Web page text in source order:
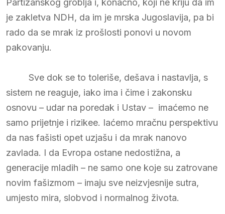
Partizanskog groblja i, konačno, koji ne kriju da im
je zakletva NDH, da im je mrska Jugoslavija, pa bi
rado da se mrak iz prošlosti ponovi u novom
pakovanju.
Sve dok se to toleriše, dešava i nastavlja, s
sistem ne reaguje, iako ima i čime i zakonsku
osnovu – udar na poredak i Ustav – imaćemo ne
samo prijetnje i rizikee. Iaćemo mračnu perspektivu
da nas fašisti opet uzjašu i da mrak nanovo
zavlada. I da Evropa ostane nedostižna, a
generacije mladih – ne samo one koje su zatrovane
novim fašizmom – imaju sve neizvjesnije sutra,
umjesto mira, slobvod i normalnog života.